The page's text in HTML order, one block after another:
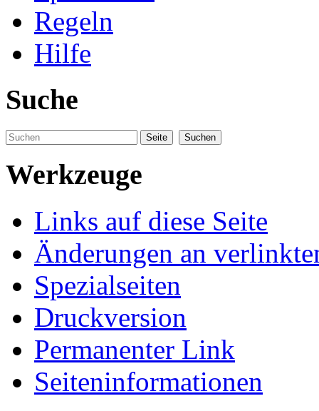
Regeln
Hilfe
Suche
Werkzeuge
Links auf diese Seite
Änderungen an
Spezialseiten
Druckversion
Permanenter Link
Seiteninformationen